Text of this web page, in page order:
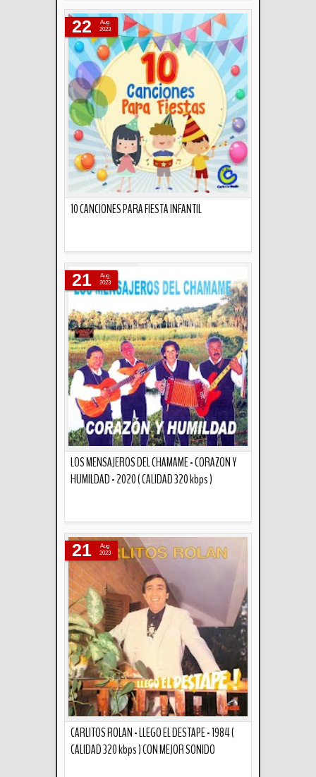
10 CANCIONES PARA FIESTA INFANTIL
22
Aug
2023
LOS MENSAJEROS DEL CHAMAME - CORAZON Y
HUMILDAD - 2020 ( CALIDAD 320 kbps )
21
Aug
2023
CARLITOS ROLAN - LLEGO EL DESTAPE - 1984 (
CALIDAD 320 kbps ) CON MEJOR SONIDO
21
Aug
2023